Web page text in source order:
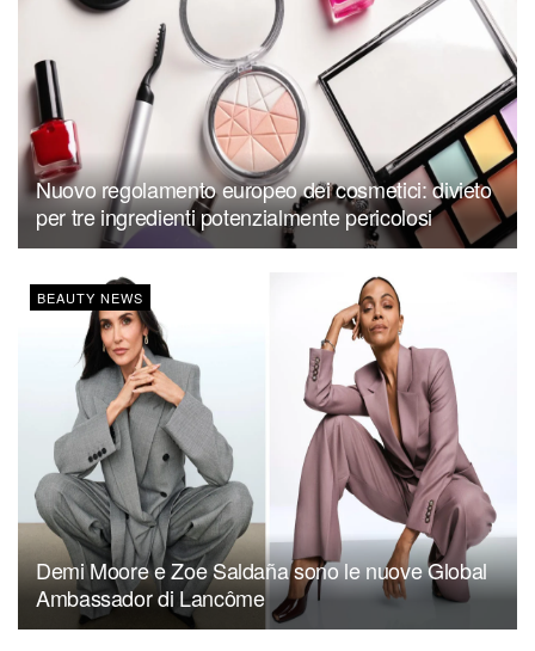
Nuovo regolamento europeo dei cosmetici: divieto
per tre ingredienti potenzialmente pericolosi
BEAUTY NEWS
Demi Moore e Zoe Saldaña sono le nuove Global
Ambassador di Lancôme